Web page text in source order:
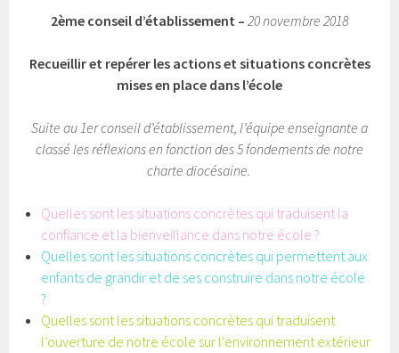
2ème conseil d’établissement – 20 novembre 2018
Recueillir et repérer les actions et situations concrètes
mises en place dans l’école
Suite au 1er conseil d’établissement, l’équipe enseignante a
classé les réflexions en fonction des 5 fondements de notre
charte diocésaine.
Quelles sont les situations concrètes qui traduisent la
confiance et la bienveillance dans notre école ?
Quelles sont les situations concrètes qui permettent aux
enfants de grandir et de ses construire dans notre école
?
Quelles sont les situations concrètes qui traduisent
l’ouverture de notre école sur l’environnement extérieur